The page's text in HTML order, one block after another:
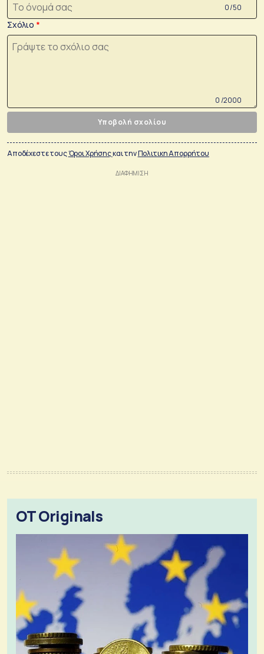
0 /50
Σχόλιο
0 /2000
Υποβολή σχολίου
Αποδέχεστε τουςΌροι Χρήσηςκαι τηνΠολιτικη Απορρήτου
OT Originals